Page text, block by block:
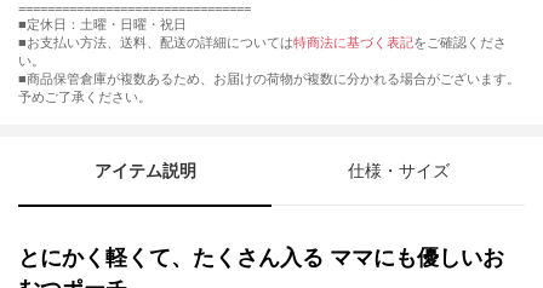
================================
■定休日：土曜・日曜・祝日
■お支払い方法、送料、配送の詳細については特商法に基づく表記をご確認くださ
い。
■商品保管倉庫が複数あるため、お届けの荷物が複数に分かれる場合がございます。
予めご了承ください。
アイテム説明 仕様・サイズ
とにかく軽くて、たくさん入る ママにも優しいお